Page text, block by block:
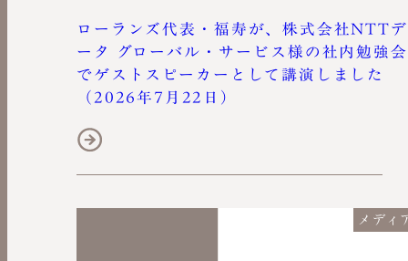
ローランズ代表・福寿が、株式会社NTTデ
ータ グローバル・サービス様の社内勉強会
でゲストスピーカーとして講演しました
（2026年7月22日）
メディ